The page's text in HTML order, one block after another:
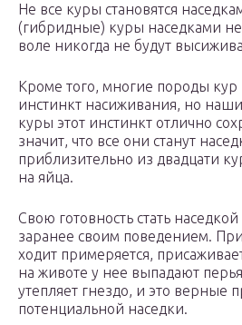
Не все куры становятся
(гибридные) куры наседками
воле никогда не будут
Кроме того, многие породы кур
инстинкт насиживания, но
куры этот инстинкт отлично
значит, что все они станут
приблизительно из двадцати
на яйца.
Свою готовность стать
заранее своим поведением.
ходит примеряется,
на животе у нее выпадают
утепляет гнездо, и это верные
потенциальной наседки.